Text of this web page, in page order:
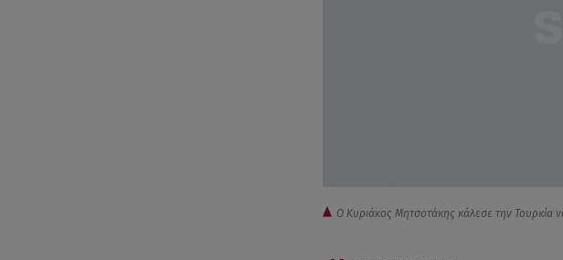
Ο Κυριάκος Μητσοτάκης κάλεσε την Τουρκία